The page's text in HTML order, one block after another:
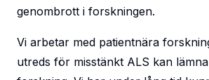
genombrott i forskningen.
Vi arbetar med patientnära
utreds för misstänkt ALS kan